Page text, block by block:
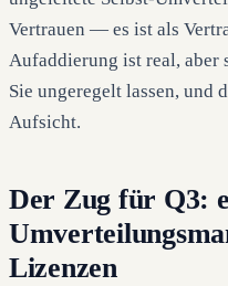
Vertrauen — es ist als
Aufaddierung ist real, aber
Sie ungeregelt lassen, und
Aufsicht.
Der Zug für Q3:
Lizenzen